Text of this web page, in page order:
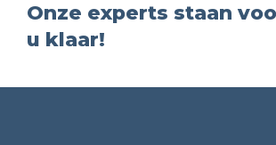
Onze experts staan
u klaar!